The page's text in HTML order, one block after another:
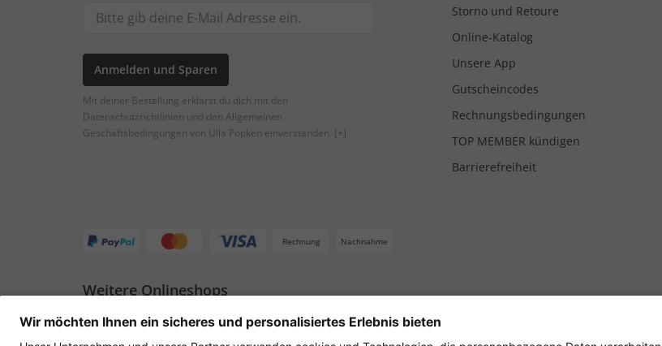
Anmelden und Sparen
Mit deiner Bestellung erklärst du dich mit den
Datenschutzrichtlinien und den Allgemeinen
Geschäftsbedingungen von Ulla Popken einverstanden. [+]
Storno und Retoure
Online-Katalog
Unsere App
Gutscheincodes
Rechnungsbedingungen
TOP MEMBER kündigen
Barrierefreiheit
Rechnung Nachnahme
Weitere Onlineshops
Deutschland